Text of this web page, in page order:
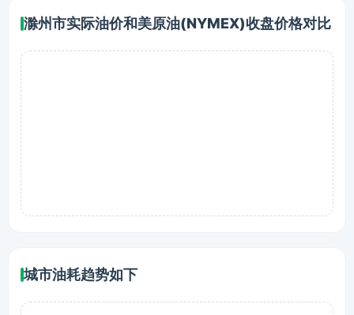
滁州市实际油价和美原油(NYMEX)收盘价格对比
城市油耗趋势如下